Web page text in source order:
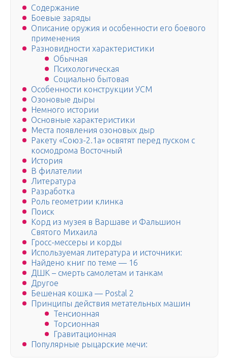
Содержание
Боевые заряды
Описание оружия и особенности его боевого
применения
Разновидности характеристики
Обычная
Психологическая
Социально бытовая
Особенности конструкции УСМ
Озоновые дыры
Немного истории
Основные характеристики
Места появления озоновых дыр
Ракету «Союз-2.1а» освятят перед пуском с
космодрома Восточный
История
В филателии
Литература
Разработка
Роль геометрии клинка
Поиск
Корд из музея в Варшаве и Фальшион
Святого Михаила
Гросс-мессеры и корды
Используемая литература и источники:
Найдено книг по теме — 16
ДШК – смерть самолетам и танкам
Другое
Бешеная кошка — Postal 2
Принципы действия метательных машин
Тенсионная
Торсионная
Гравитационная
Популярные рыцарские мечи: